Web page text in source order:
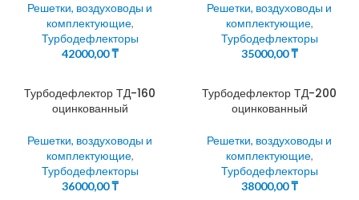
Решетки, воздуховоды и
комплектующие,
Турбодефлекторы
42000,00₸
Решетки, воздуховоды и
комплектующие,
Турбодефлекторы
35000,00₸
Турбодефлектор ТД-160
оцинкованный
Решетки, воздуховоды и
комплектующие,
Турбодефлекторы
36000,00₸
Турбодефлектор ТД-200
оцинкованный
Решетки, воздуховоды и
комплектующие,
Турбодефлекторы
38000,00₸